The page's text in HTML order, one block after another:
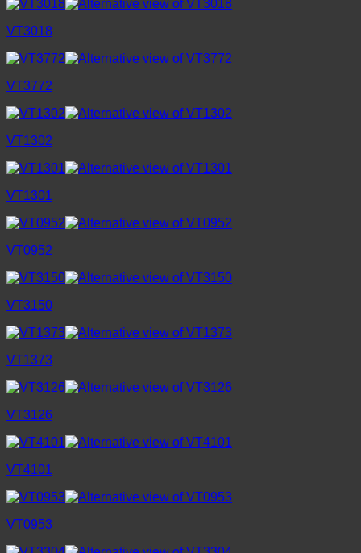
VT3018
VT3772
VT1302
VT1301
VT0952
VT3150
VT1373
VT3126
VT4101
VT0953